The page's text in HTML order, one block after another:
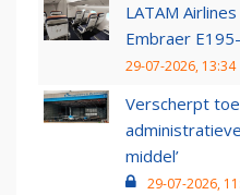
LATAM
Embraer
29-07-2026, 13:34
Verscherpt
middel’
29-07-2026,